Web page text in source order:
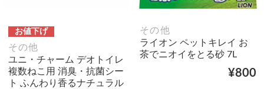
お値下げ
その他
ユニ・チャーム デオトイレ
複数ねこ用 消臭・抗菌シー
ト ふんわり香るナチュラル
その他
ライオン ペットキレイ お
茶でニオイをとる砂 7L
¥800